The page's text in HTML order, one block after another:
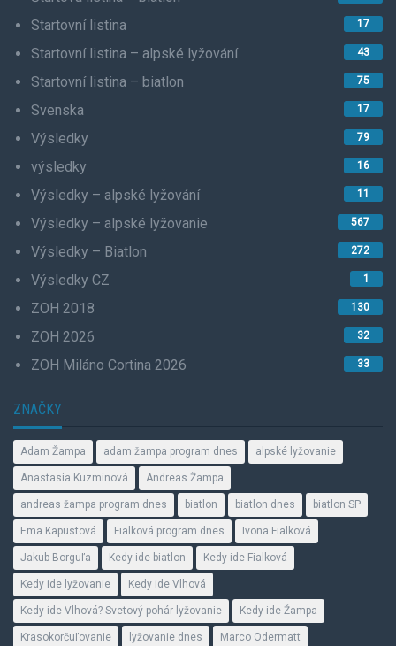
Startovní listina 17
Startovní listina – alpské lyžování 43
Startovní listina – biatlon 75
Svenska 17
Výsledky 79
výsledky 16
Výsledky – alpské lyžování 11
Výsledky – alpské lyžovanie 567
Výsledky – Biatlon 272
Výsledky CZ 1
ZOH 2018 130
ZOH 2026 32
ZOH Miláno Cortina 2026 33
ZNAČKY
Adam Žampa adam žampa program dnes alpské lyžovanie
Anastasia Kuzminová Andreas Žampa
andreas žampa program dnes biatlon biatlon dnes biatlon SP
Ema Kapustová Fialková program dnes Ivona Fialková
Jakub Borguľa Kedy ide biatlon Kedy ide Fialková
Kedy ide lyžovanie Kedy ide Vlhová
Kedy ide Vlhová? Svetový pohár lyžovanie Kedy ide Žampa
Krasokorčuľovanie lyžovanie dnes Marco Odermatt